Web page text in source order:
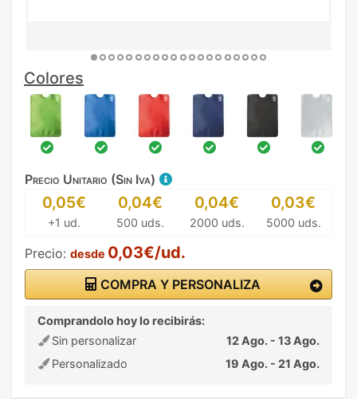
Colores
Precio Unitario (Sin Iva)
0,05€
+1 ud.
0,04€
500 uds.
0,04€
2000 uds.
0,03€
5000 uds.
Precio: desde 0,03€/ud.
COMPRA Y PERSONALIZA
Comprandolo hoy lo recibirás:
Sin personalizar
12 Ago. - 13 Ago.
Personalizado
19 Ago. - 21 Ago.